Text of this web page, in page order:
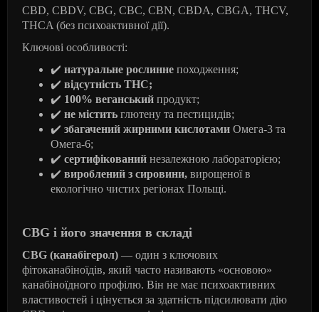
CBD, CBDV, CBG, CBC, CBN, CBDA, CBGA, THCV,
THCA (без психоактивної дії).
Ключові особливості:
✔ натуральне рослинне походження;
✔ відсутність THC;
✔ 100% веганський продукт;
✔ не містить глютену та пестицидів;
✔ збагачений жирними кислотами Омега-3 та
Омега-6;
✔ сертифікований незалежною лабораторією;
✔ вироблений з сировини, вирощеної в
екологічно чистих регіонах Польщі.
CBG і його значення в складі
CBG (канабігерол) — один з ключових
фітоканабіноїдів, який часто називають «основою»
канабіноїдного профілю. Він не має психоактивних
властивостей і цінується за здатність підсилювати дію